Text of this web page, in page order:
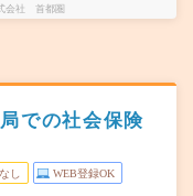
会社 首都圏
での社会保険
し WEB登録OK